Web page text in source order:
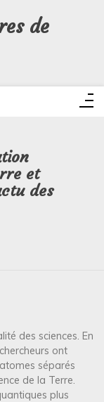
de
et
des
des sciences. En
ont
séparés
de la Terre.
plus